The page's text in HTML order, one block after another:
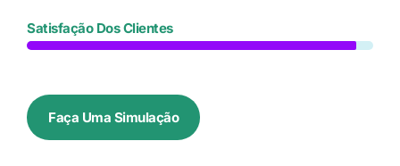
Satisfação Dos Clientes
Faça Uma Simulação